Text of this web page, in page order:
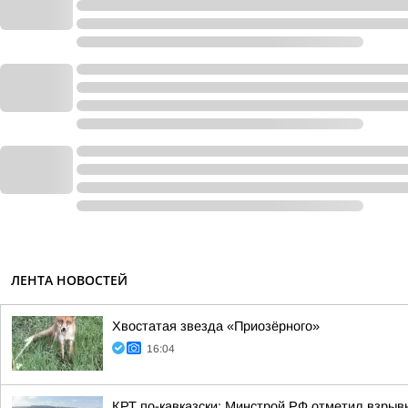
ЛЕНТА НОВОСТЕЙ
Хвостатая звезда «Приозёрного»
16:04